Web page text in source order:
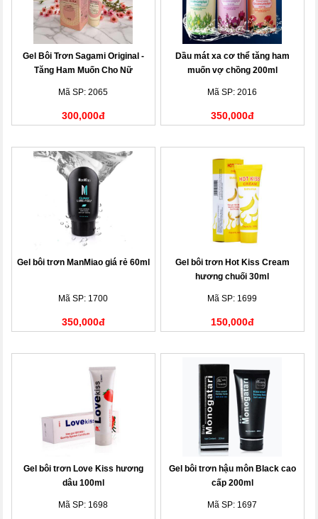
Gel Bôi Trơn Sagami Original -
Tăng Ham Muốn Cho Nữ
Mã SP: 2065
300,000đ
Dầu mát xa cơ thể tăng ham
muốn vợ chồng 200ml
Mã SP: 2016
350,000đ
Gel bôi trơn ManMiao giá rẻ 60ml
Mã SP: 1700
350,000đ
Gel bôi trơn Hot Kiss Cream
hương chuối 30ml
Mã SP: 1699
150,000đ
Gel bôi trơn Love Kiss hương
dâu 100ml
Mã SP: 1698
Gel bôi trơn hậu môn Black cao
cấp 200ml
Mã SP: 1697